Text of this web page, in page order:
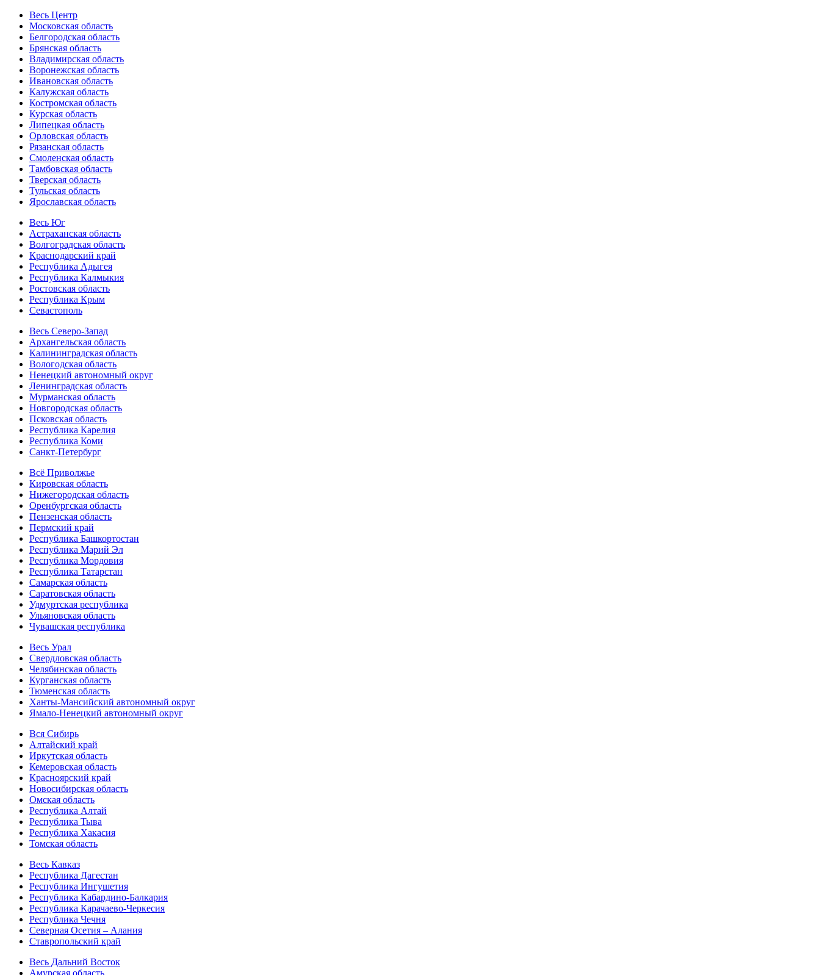
Весь Центр
Московская область
Белгородская область
Брянская область
Владимирская область
Воронежская область
Ивановская область
Калужская область
Костромская область
Курская область
Липецкая область
Орловская область
Рязанская область
Смоленская область
Тамбовская область
Тверская область
Тульская область
Ярославская область
Весь Юг
Астраханская область
Волгоградская область
Краснодарский край
Республика Адыгея
Республика Калмыкия
Ростовская область
Республика Крым
Севастополь
Весь Северо-Запад
Архангельская область
Калининградская область
Вологодская область
Ненецкий автономный округ
Ленинградская область
Мурманская область
Новгородская область
Псковская область
Республика Карелия
Республика Коми
Санкт-Петербург
Всё Приволжье
Кировская область
Нижегородская область
Оренбургская область
Пензенская область
Пермский край
Республика Башкортостан
Республика Марий Эл
Республика Мордовия
Республика Татарстан
Самарская область
Саратовская область
Удмуртская республика
Ульяновская область
Чувашская республика
Весь Урал
Свердловская область
Челябинская область
Курганская область
Тюменская область
Ханты-Мансийский автономный округ
Ямало-Ненецкий автономный округ
Вся Сибирь
Алтайский край
Иркутская область
Кемеровская область
Красноярский край
Новосибирская область
Омская область
Республика Алтай
Республика Тыва
Республика Хакасия
Томская область
Весь Кавказ
Республика Дагестан
Республика Ингушетия
Республика Кабардино-Балкария
Республика Карачаево-Черкесия
Республика Чечня
Северная Осетия – Алания
Ставропольский край
Весь Дальний Восток
Амурская область